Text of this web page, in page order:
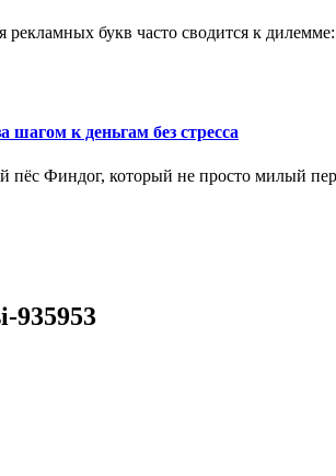
букв часто сводится к
к деньгам без стресса
пёс Финдог, который не просто милый
935953